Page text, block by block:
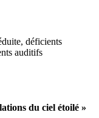
déficients
auditifs
du ciel étoilé »